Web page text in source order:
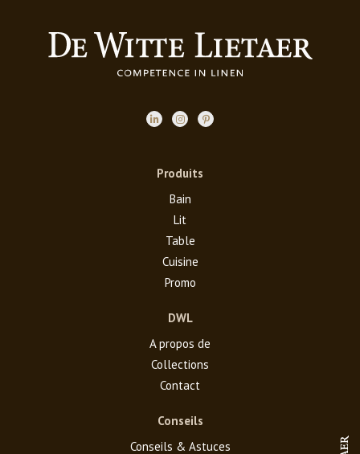
Produits
Bain
Lit
Table
Cuisine
Promo
DWL
A propos de
Collections
Contact
Conseils
Conseils & Astuces